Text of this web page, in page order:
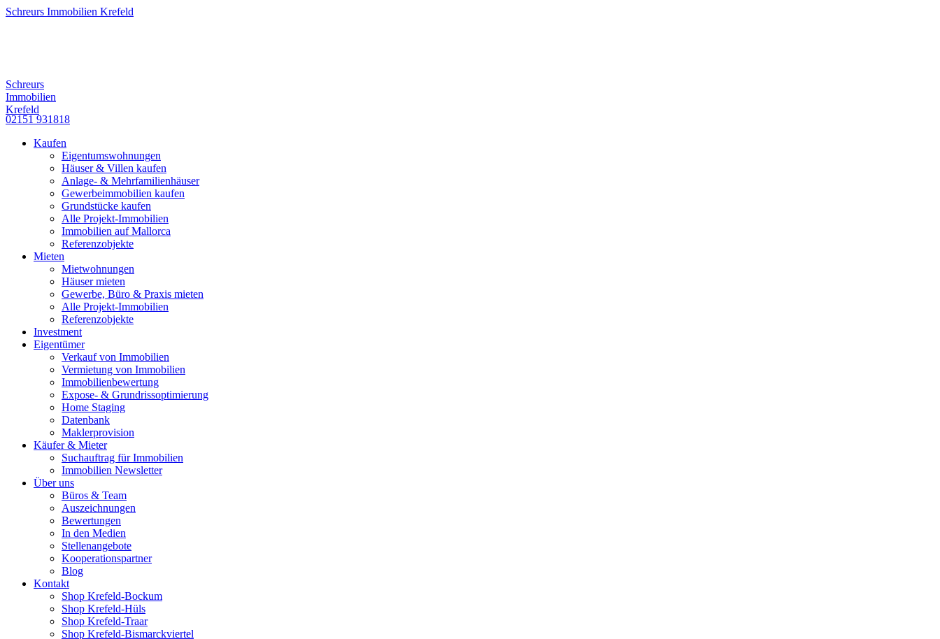
Schreurs Immobilien Krefeld
Schreurs
Immobilien
Krefeld
02151 931818
Kaufen
Eigentumswohnungen
Häuser & Villen kaufen
Anlage- & Mehrfamilienhäuser
Gewerbeimmobilien kaufen
Grundstücke kaufen
Alle Projekt-Immobilien
Immobilien auf Mallorca
Referenzobjekte
Mieten
Mietwohnungen
Häuser mieten
Gewerbe, Büro & Praxis mieten
Alle Projekt-Immobilien
Referenzobjekte
Investment
Eigentümer
Verkauf von Immobilien
Vermietung von Immobilien
Immobilienbewertung
Expose- & Grundrissoptimierung
Home Staging
Datenbank
Maklerprovision
Käufer & Mieter
Suchauftrag für Immobilien
Immobilien Newsletter
Über uns
Büros & Team
Auszeichnungen
Bewertungen
In den Medien
Stellenangebote
Kooperationspartner
Blog
Kontakt
Shop Krefeld-Bockum
Shop Krefeld-Hüls
Shop Krefeld-Traar
Shop Krefeld-Bismarckviertel